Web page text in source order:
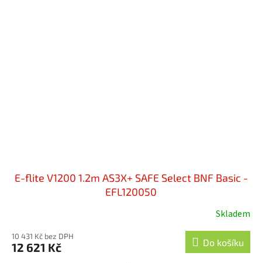
E-flite V1200 1.2m AS3X+ SAFE Select BNF Basic -
EFL120050
Skladem
10 431 Kč bez DPH
12 621 Kč Do košíku